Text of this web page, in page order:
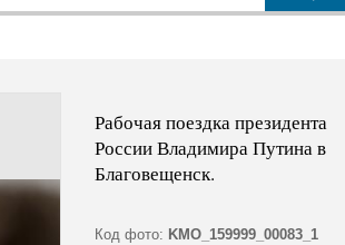
Рабочая поездка президента
России Владимира Путина в
Благовещенск.
Код фото: KMO_159999_00083_1